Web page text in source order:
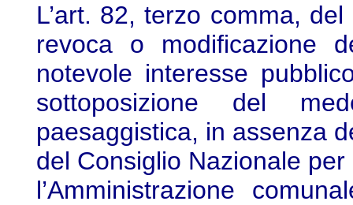
L’art. 82, terzo comma,
revoca o modificazione
notevole interesse
sottoposizione del
paesaggistica, in assenza
del Consiglio Nazionale
l’Amministrazione